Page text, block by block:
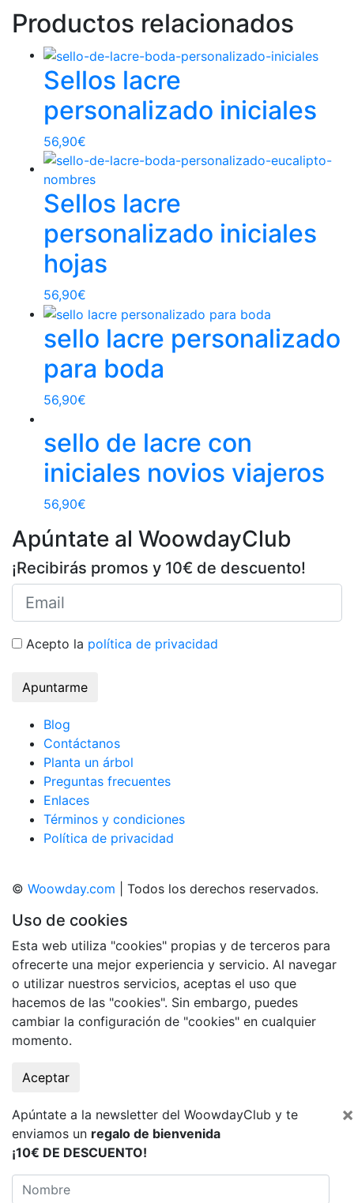
Productos relacionados
Sellos lacre
personalizado iniciales
56,90€
Sellos lacre
personalizado iniciales
hojas
56,90€
sello lacre personalizado
para boda
56,90€
sello de lacre con
iniciales novios viajeros
56,90€
Apúntate al WoowdayClub
¡Recibirás promos y 10€ de descuento!
Acepto la política de privacidad
Apuntarme
Blog
Contáctanos
Planta un árbol
Preguntas frecuentes
Enlaces
Términos y condiciones
Política de privacidad
© Woowday.com | Todos los derechos reservados.
Uso de cookies
Esta web utiliza "cookies" propias y de terceros para
ofrecerte una mejor experiencia y servicio. Al navegar
o utilizar nuestros servicios, aceptas el uso que
hacemos de las "cookies". Sin embargo, puedes
cambiar la configuración de "cookies" en cualquier
momento.
Aceptar
×
Apúntate a la newsletter del WoowdayClub y te
enviamos un regalo de bienvenida
¡10€ DE DESCUENTO!